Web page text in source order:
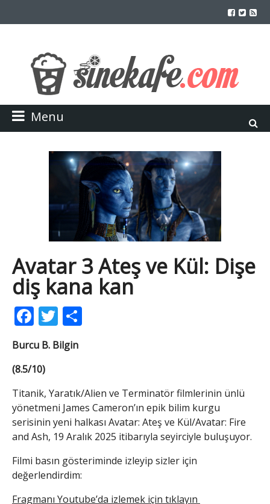
Menu
Avatar 3 Ateş ve Kül: Dişe
diş kana kan
Facebook
Twitter
Burcu B. Bilgin
(8.5/10)
Titanik, Yaratık/Alien ve Terminatör filmlerinin ünlü
yönetmeni James Cameron’ın epik bilim kurgu
serisinin yeni halkası Avatar: Ateş ve Kül/Avatar: Fire
and Ash, 19 Aralık 2025 itibarıyla seyirciyle buluşuyor.
Filmi basın gösteriminde izleyip sizler için
değerlendirdim:
Fragmanı Youtube’da izlemek için tıklayın